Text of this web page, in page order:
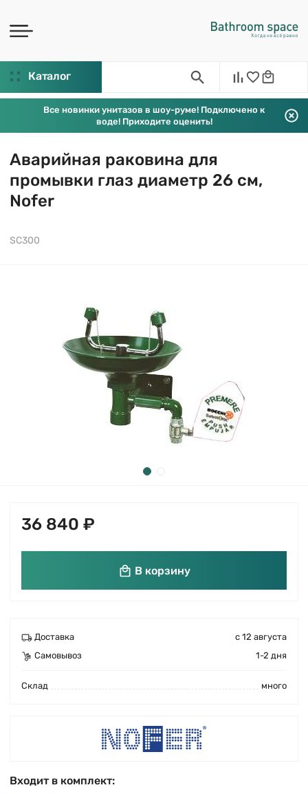
Каталог
Все новинки унитазов в шоу-руме! Подключено к
воде! Приходите оценить!
Аварийная раковина для
промывки глаз диаметр 26 см,
Nofer
SC300
36 840 ₽
В корзину
Доставка
с 12 августа
Самовывоз
1-2 дня
Cклад много
Входит в комплект: